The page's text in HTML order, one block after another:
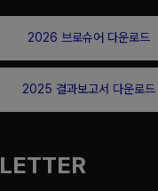
2026 브로슈어 다운로드
2025 결과보고서 다운로드